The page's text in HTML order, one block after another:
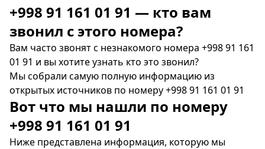
+998 91 161 01 91 — кто вам
звонил c этого номера?
Вам часто звонят с незнакомого номера +998 91 161
01 91 и вы хотите узнать кто это звонил?
Мы собрали самую полную информацию из
открытых источников по номеру +998 91 161 01 91
Вот что мы нашли по номеру
+998 91 161 01 91
Ниже представлена информация, которую мы